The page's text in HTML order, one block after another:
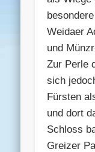
Weidaer
und
Zur Perle
sich
Fürsten
und dort
Schloss
Greizer